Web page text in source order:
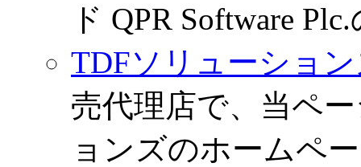
ド QPR Software
TDFソリューショ
売代理店で、当ペ
ョンズのホームペ